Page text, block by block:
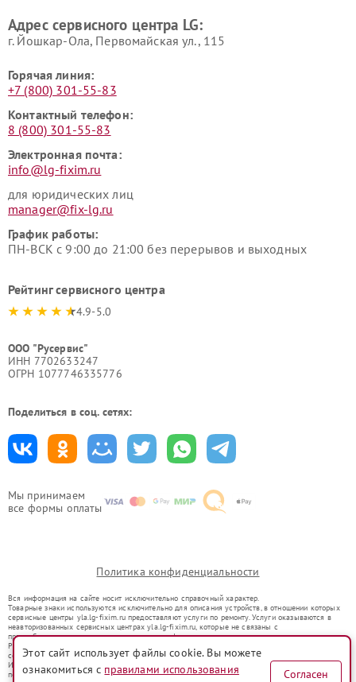
Мы принимаем
все формы оплаты
Адрес сервисного центра LG:
г. Йошкар-Ола, Первомайская ул., 115
Горячая линия:
+7 (800) 301-55-83
Контактный телефон:
8 (800) 301-55-83
Электронная почта:
info@lg-fixim.ru
для юридических лиц
manager@fix-lg.ru
График работы:
ПН-ВСК с 9:00 до 21:00 без перерывов и выходных
Рейтинг сервисного центра
4.9-5.0
ООО "Русервис"
ИНН 7702633247
ОГРН 1077746335776
Поделиться в соц. сетях:
Политика конфиденциальности
Вся информация на сайте носит исключительно справочный характер.
Товарные знаки используются исключительно для описания устройств, в отношении которых
сервисные центры yla.lg-fixim.ru предоставляют услуги по ремонту. Услуги оказываются в
неавторизованных сервисных центрах yla.lg-fixim.ru, которые не связаны с
правообладателями товарных знаков или их официальными представителями.
Ремонт осуществляется для устройств, уже введенных в гражданский оборот в соответствии
со статьей 1487 ГК РФ.
Использование товарных знаков не преследует цели индивидуализации услуг или введения
потребителей в заблуждение, а служит для информирования о предоставляемых услугах по
Этот сайт использует файлы cookie. Вы можете
ознакомиться с правилами использования
Согласен